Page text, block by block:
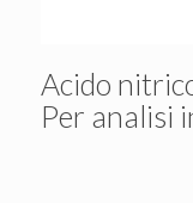
Acido
Per analisi